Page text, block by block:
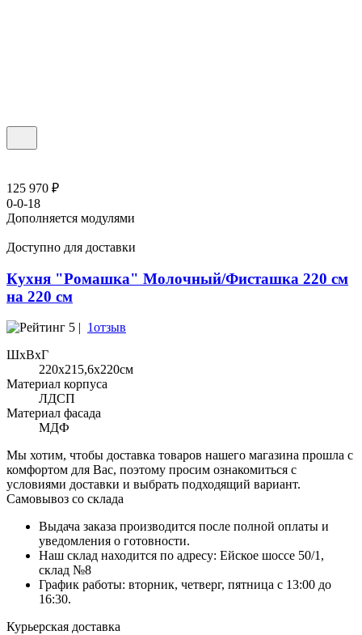
125 970 ₽
0-0-18
Дополняется модулями
Доступно для доставки
Кухня "Ромашка" Молочный/Фисташка 220 см
на 220 см
5 | 1отзыв
ШхВхГ
220x215,6х220см
Материал корпуса
ЛДСП
Материал фасада
МДФ
Мы хотим, чтобы доставка товаров нашего магазина прошла с
комфортом для Вас, поэтому просим ознакомиться с
условиями доставки и выбрать подходящий вариант.
Самовывоз со склада
Выдача заказа производится после полной оплаты и
уведомления о готовности.
Наш склад находится по адресу: Ейское шоссе 50/1,
склад №8
График работы: вторник, четверг, пятница с 13:00 до
16:30.
Курьерская доставка